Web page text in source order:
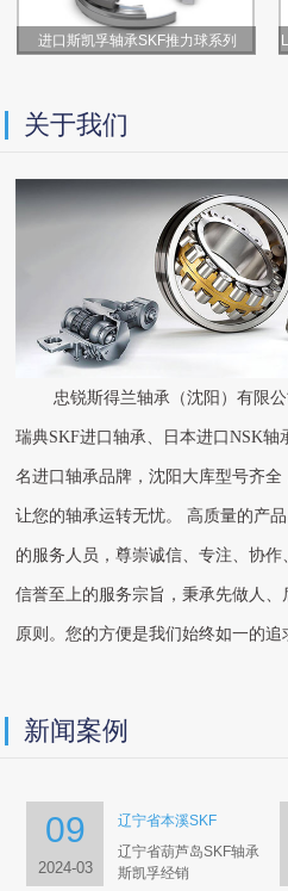
进口斯凯孚轴承SKF推力球系列
关于我们
忠锐斯得兰轴承（沈阳）有限
瑞典SKF进口轴承、日本进口NSK轴
名进口轴承品牌，沈阳大库型号齐全
让您的轴承运转无忧。 高质量的产
的服务人员，尊崇诚信、专注、协作
信誉至上的服务宗旨，秉承先做人
原则。您的方便是我们始终如一的追
新闻案例
09
2024-03
辽宁省本溪SKF
辽宁省葫芦岛SKF轴承
斯凯孚经销